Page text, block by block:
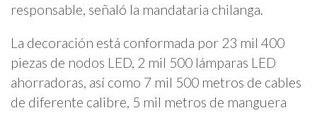
responsable, señaló la mandataria chilanga.
La decoración está conformada por 23 mil 400
piezas de nodos LED, 2 mil 500 lámparas LED
ahorradoras, así como 7 mil 500 metros de cables
de diferente calibre, 5 mil metros de manguera